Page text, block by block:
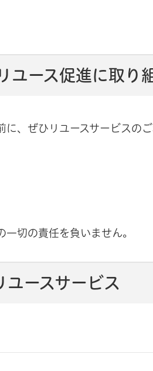
ユース促進に取り
、ぜひリユースサービスの
ンク）
ンク）
部サイトへリンク）
切の責任を負いません。
ユースサービス
トへリンク）